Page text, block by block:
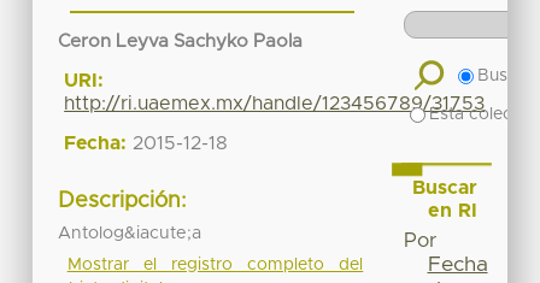
Ceron Leyva Sachyko Paola
URI:
http://ri.uaemex.mx/handle/123456789/31753
Fecha: 2015-12-18
Descripción:
Antolog&iacute;a
Mostrar el registro completo del
Buscar
Esta
Buscar
en RI
Por
Fecha